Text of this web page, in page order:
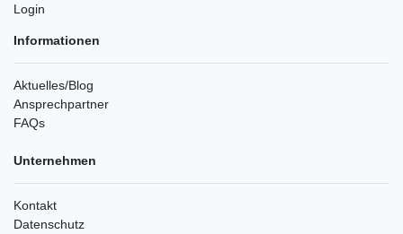
Login
Informationen
Aktuelles/Blog
Ansprechpartner
FAQs
Unternehmen
Kontakt
Datenschutz